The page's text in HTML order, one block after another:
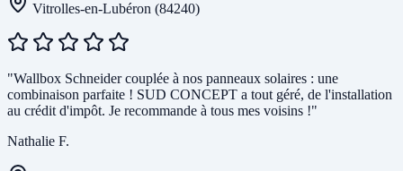
Vitrolles-en-Lubéron (84240)
"Wallbox Schneider couplée à nos panneaux solaires : une
combinaison parfaite ! SUD CONCEPT a tout géré, de l'installation
au crédit d'impôt. Je recommande à tous mes voisins !"
Nathalie F.